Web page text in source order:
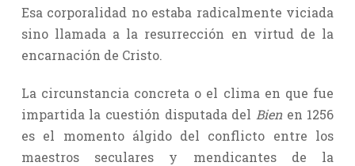
Esa corporalidad no estaba radicalmente viciada
sino llamada a la resurrección en virtud de la
encarnación de Cristo.
La circunstancia concreta o el clima en que fue
impartida la cuestión disputada del Bien en 1256
es el momento álgido del conflicto entre los
maestros seculares y mendicantes de la